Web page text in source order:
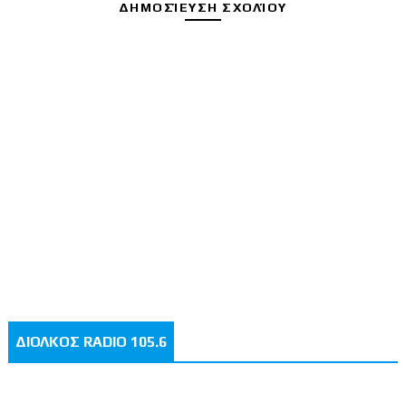
ΔΗΜΟΣΊΕΥΣΗ ΣΧΟΛΊΟΥ
ΔΙΟΛΚΟΣ RADIO 105.6